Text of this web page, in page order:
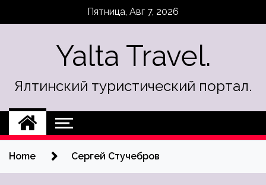
Пятница, Авг 7, 2026
Yalta Travel.
Ялтинский туристический портал.
Home Сергей Стучебров